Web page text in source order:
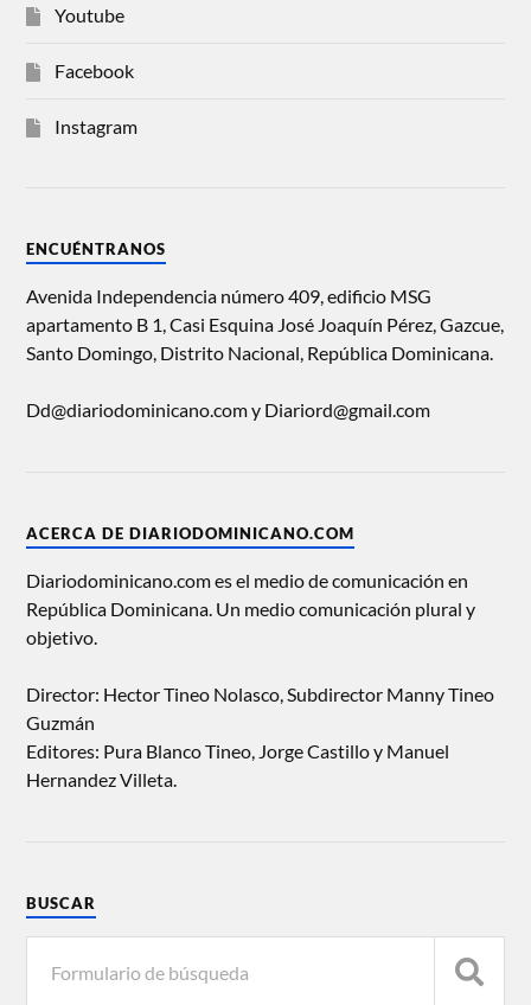
Youtube
Facebook
Instagram
ENCUÉNTRANOS
Avenida Independencia número 409, edificio MSG
apartamento B 1, Casi Esquina José Joaquín Pérez, Gazcue,
Santo Domingo, Distrito Nacional, República Dominicana.
Dd@diariodominicano.com y Diariord@gmail.com
ACERCA DE DIARIODOMINICANO.COM
Diariodominicano.com es el medio de comunicación en
República Dominicana. Un medio comunicación plural y
objetivo.
Director: Hector Tineo Nolasco, Subdirector Manny Tineo
Guzmán
Editores: Pura Blanco Tineo, Jorge Castillo y Manuel
Hernandez Villeta.
BUSCAR